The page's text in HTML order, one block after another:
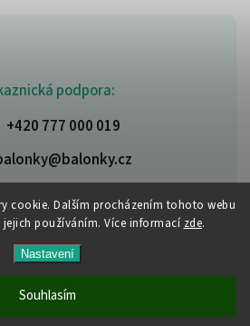
cookie. Dalším procházením tohoto webu
jejich používáním. Více informací zde.
Nastavení
Souhlasím
podpora:
+420 777 000 019
narozeniny. Všechna práva vyhrazena.
Upravit nastavení cookies
Shoptet | Design